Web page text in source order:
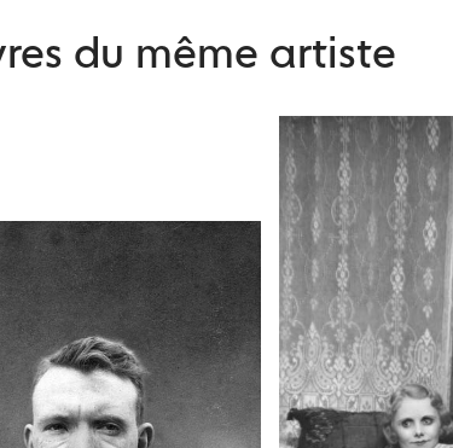
du même artiste